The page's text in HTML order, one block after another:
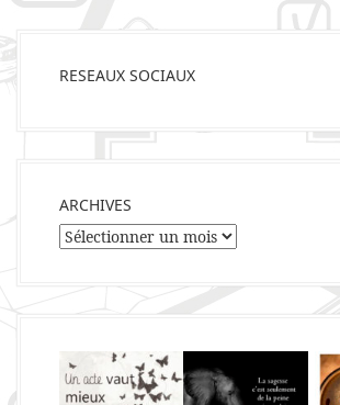
RESEAUX SOCIAUX
ARCHIVES
Archives